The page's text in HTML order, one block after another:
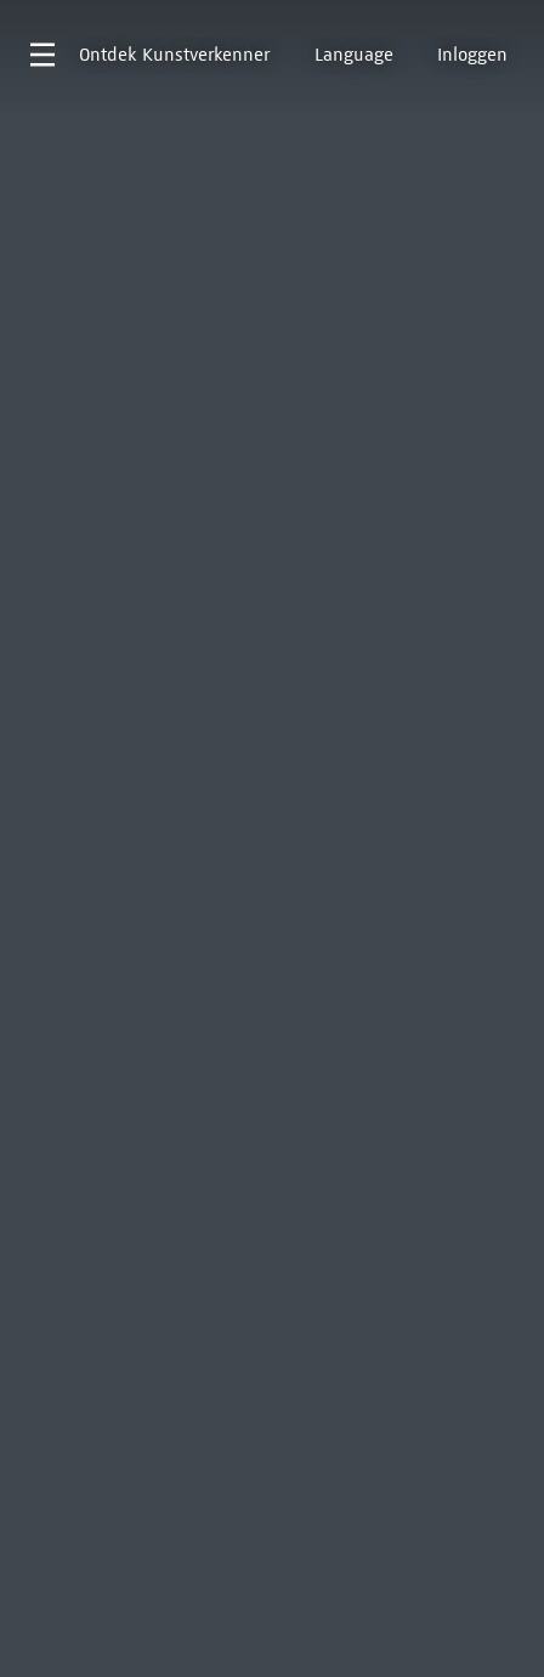
Ontdek Kunstverkenner Language Inloggen